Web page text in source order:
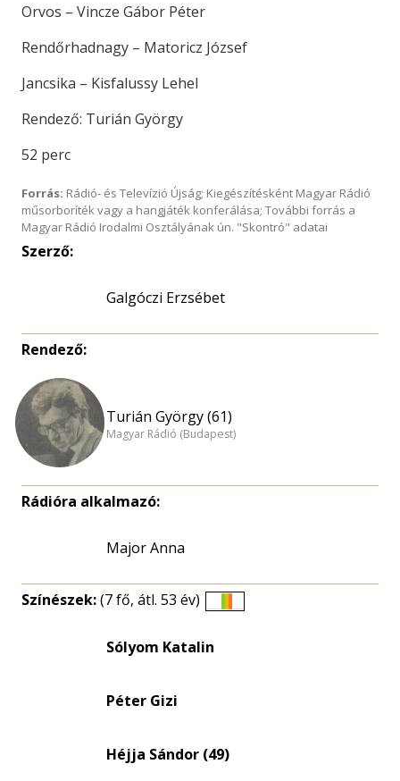
Orvos – Vincze Gábor Péter
Rendőrhadnagy – Matoricz József
Jancsika – Kisfalussy Lehel
Rendező: Turián György
52 perc
Forrás: Rádió- és Televízió Újság; Kiegészítésként Magyar Rádió
műsorboríték vagy a hangjáték konferálása; További forrás a
Magyar Rádió Irodalmi Osztályának ún. "Skontró" adatai
Szerző:
Galgóczi Erzsébet
Rendező:
Turián György (61)
Magyar Rádió (Budapest)
Rádióra alkalmazó:
Major Anna
Színészek:(7 fő, átl. 53 év)
Sólyom Katalin
Péter Gizi
Héjja Sándor (49)